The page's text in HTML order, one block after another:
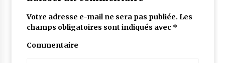
Votre adresse e-mail ne sera pas publiée. Les
champs obligatoires sont indiqués avec *
Commentaire